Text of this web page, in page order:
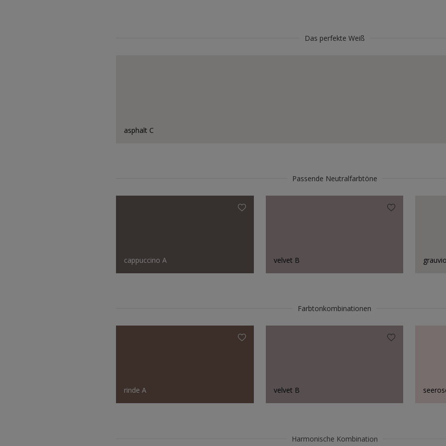
Das perfekte Weiß
asphalt C
Passende Neutralfarbtöne
cappuccino A velvet B
Farbtonkombinationen
rinde A velvet B
Harmonische Kombination